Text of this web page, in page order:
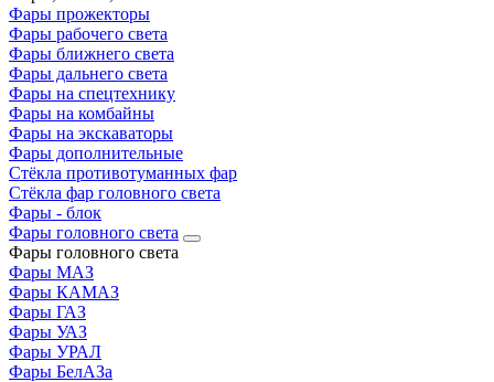
Фары прожекторы
Фары рабочего света
Фары ближнего света
Фары дальнего света
Фары на спецтехнику
Фары на комбайны
Фары на экскаваторы
Фары дополнительные
Стёкла противотуманных фар
Стёкла фар головного света
Фары - блок
Фары головного света
Фары головного света
Фары МАЗ
Фары КАМАЗ
Фары ГАЗ
Фары УАЗ
Фары УРАЛ
Фары БелАЗа